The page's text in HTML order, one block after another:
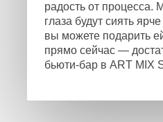
радость от процесса.
глаза будут сиять
вы можете подарить
прямо сейчас —
бьюти-бар в ART MIX